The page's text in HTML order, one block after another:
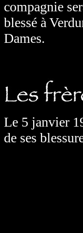
compagnie
blessé à
Dames.
Le 5 janvier
de ses